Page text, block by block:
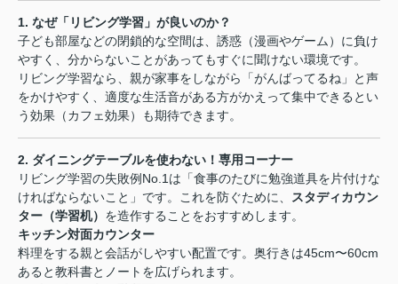
1. なぜ「リビング学習」が良いのか？
子ども部屋などの閉鎖的な空間は、誘惑（漫画やゲーム）に負け
やすく、分からないことがあってもすぐに聞けない環境です。
リビング学習なら、親が家事をしながら「がんばってるね」と声
をかけやすく、適度な生活音がある方がかえって集中できるとい
う効果（カフェ効果）も期待できます。
2. ダイニングテーブルを使わない！専用コーナー
リビング学習の失敗例No.1は「食事のたびに勉強道具を片付けな
ければならないこと」です。これを防ぐために、
スタディカウン
ター（学習机） を造作することをおすすめします。
キッチン対面カウンター
料理をする親と会話がしやすい配置です。奥行きは45cm〜60cm
あると教科書とノートを広げられます。